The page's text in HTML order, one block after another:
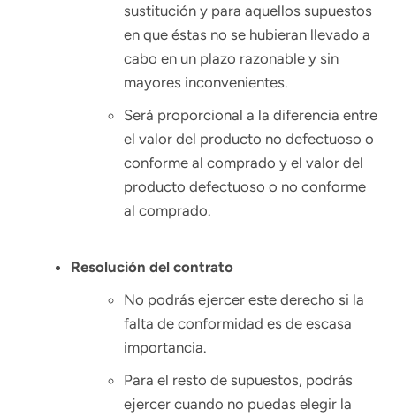
sustitución y para aquellos supuestos
en que éstas no se hubieran llevado a
cabo en un plazo razonable y sin
mayores inconvenientes.
Será proporcional a la diferencia entre
el valor del producto no defectuoso o
conforme al comprado y el valor del
producto defectuoso o no conforme
al comprado.
Resolución del contrato
No podrás ejercer este derecho si la
falta de conformidad es de escasa
importancia.
Para el resto de supuestos, podrás
ejercer cuando no puedas elegir la